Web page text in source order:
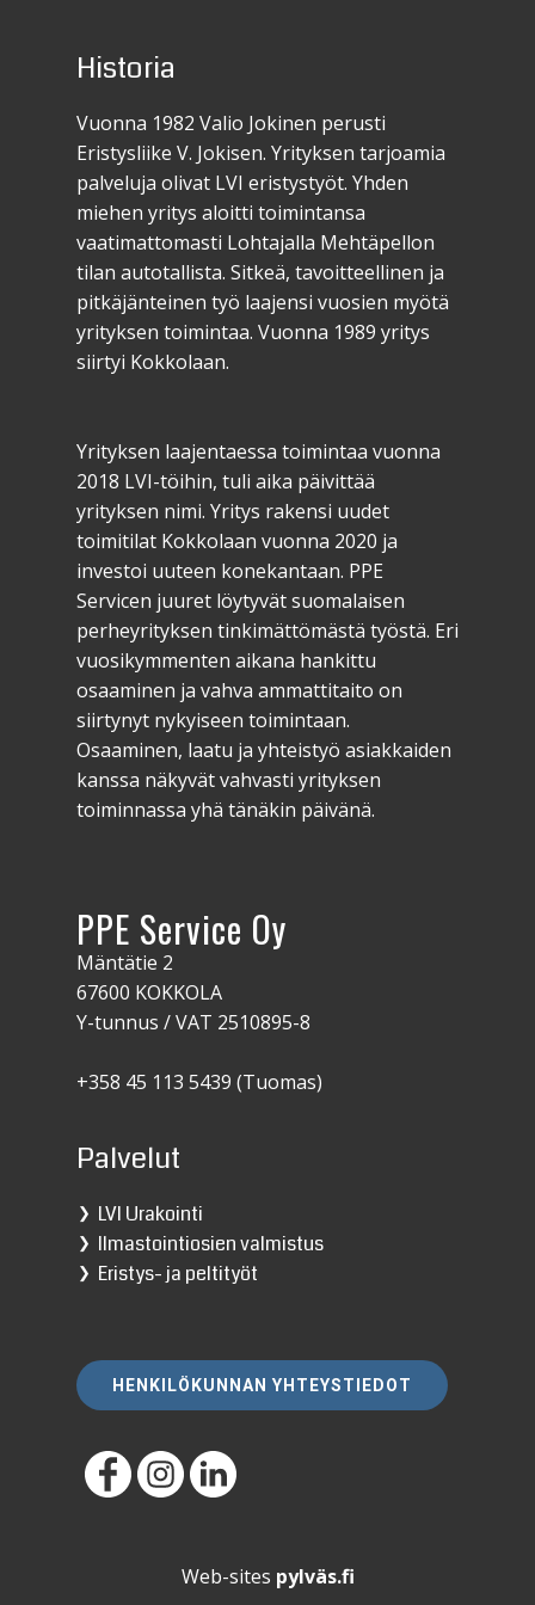
Historia
Vuonna 1982 Valio Jokinen perusti
Eristysliike V. Jokisen. Yrityksen tarjoamia
palveluja olivat LVI eristystyöt. Yhden
miehen yritys aloitti toimintansa
vaatimattomasti Lohtajalla Mehtäpellon
tilan autotallista. Sitkeä, tavoitteellinen ja
pitkäjänteinen työ laajensi vuosien myötä
yrityksen toimintaa. Vuonna 1989 yritys
siirtyi Kokkolaan.
Yrityksen laajentaessa toimintaa vuonna
2018 LVI-töihin, tuli aika päivittää
yrityksen nimi. Yritys rakensi uudet
toimitilat Kokkolaan vuonna 2020 ja
investoi uuteen konekantaan. PPE
Servicen juuret löytyvät suomalaisen
perheyrityksen tinkimättömästä työstä. Eri
vuosikymmenten aikana hankittu
osaaminen ja vahva ammattitaito on
siirtynyt nykyiseen toimintaan.
Osaaminen, laatu ja yhteistyö asiakkaiden
kanssa näkyvät vahvasti yrityksen
toiminnassa yhä tänäkin päivänä.
PPE Servi​ce Oy
Mäntätie 2
67600 KOKKOLA
Y-tunnus / VAT 2510895-8
+358 45 113 5439 (Tuomas)
Palvelut
❯ LVI Urakointi
❯ Ilmastointiosien valmistus
❯ Eristys- ja peltityöt
HENKILÖKUNNAN YHTEYSTIEDOT
Web-sites pylväs.fi